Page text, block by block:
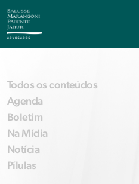
Todos os conteúdos
Agenda
Boletim
Na Mídia
Notícia
Pílulas